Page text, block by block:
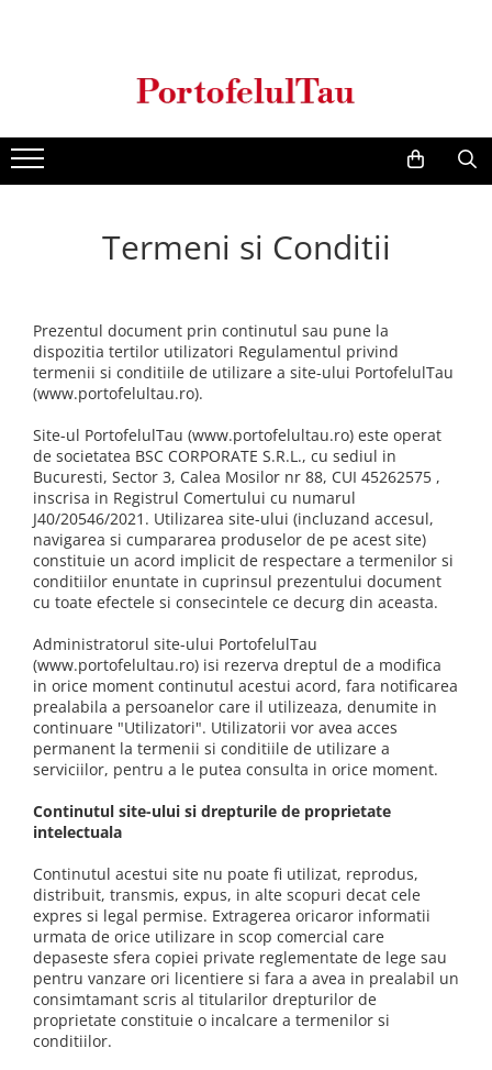
Clutch / Posete Plic
Genti Casual
Genti multifunctionale mamici
Rucsacuri Barbati
Ghiozdane
Curele Barbati
Genti Barbati de Umar
Cadouri pentru femei
Borsete Dama
Termeni si Conditii
Prezentul document prin continutul sau pune la
dispozitia tertilor utilizatori Regulamentul privind
termenii si conditiile de utilizare a site-ului PortofelulTau
(www.portofelultau.ro).
Site-ul PortofelulTau (www.portofelultau.ro) este operat
de societatea BSC CORPORATE S.R.L., cu sediul in
Bucuresti, Sector 3, Calea Mosilor nr 88, CUI 45262575 ,
inscrisa in Registrul Comertului cu numarul
J40/20546/2021. Utilizarea site-ului (incluzand accesul,
navigarea si cumpararea produselor de pe acest site)
constituie un acord implicit de respectare a termenilor si
conditiilor enuntate in cuprinsul prezentului document
cu toate efectele si consecintele ce decurg din aceasta.
Administratorul site-ului PortofelulTau
(www.portofelultau.ro) isi rezerva dreptul de a modifica
in orice moment continutul acestui acord, fara notificarea
prealabila a persoanelor care il utilizeaza, denumite in
continuare "Utilizatori". Utilizatorii vor avea acces
permanent la termenii si conditiile de utilizare a
serviciilor, pentru a le putea consulta in orice moment.
Continutul site-ului si drepturile de proprietate
intelectuala
Continutul acestui site nu poate fi utilizat, reprodus,
distribuit, transmis, expus, in alte scopuri decat cele
expres si legal permise. Extragerea oricaror informatii
urmata de orice utilizare in scop comercial care
depaseste sfera copiei private reglementate de lege sau
pentru vanzare ori licentiere si fara a avea in prealabil un
consimtamant scris al titularilor drepturilor de
proprietate constituie o incalcare a termenilor si
conditiilor.